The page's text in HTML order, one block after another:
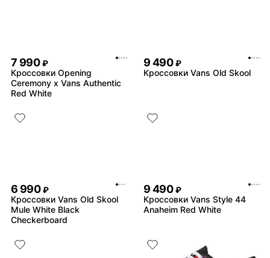
7 990 ₽
Кроссовки Opening
Ceremony x Vans Authentic
Red White
9 490 ₽
Кроссовки Vans Old Skool
6 990 ₽
Кроссовки Vans Old Skool
Mule White Black
Checkerboard
9 490 ₽
Кроссовки Vans Style 44
Anaheim Red White